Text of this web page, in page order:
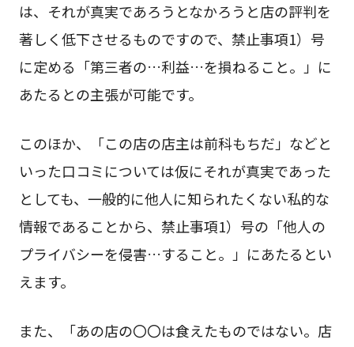
は、それが真実であろうとなかろうと店の評判を
著しく低下させるものですので、禁止事項1）号
に定める「第三者の…利益…を損ねること。」に
あたるとの主張が可能です。
このほか、「この店の店主は前科もちだ」などと
いった口コミについては仮にそれが真実であった
としても、一般的に他人に知られたくない私的な
情報であることから、禁止事項1）号の「他人の
プライバシーを侵害…すること。」にあたるとい
えます。
また、「あの店の〇〇は食えたものではない。店